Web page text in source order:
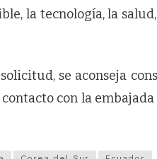
la tecnología, la
se aconseja
con la embajada